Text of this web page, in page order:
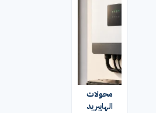
محولات
الهايبريد